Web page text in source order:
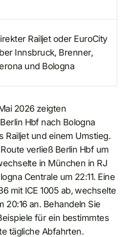
Railjet oder EuroCity
Innsbruck, Brenner,
und Bologna
2026 zeigten
Hbf nach Bologna
Railjet und einem Umstieg.
verließ Berlin Hbf um
in München in RJ
Centrale um 22:11. Eine
mit ICE 1005 ab, wechselte
20:16 an. Behandeln Sie
für ein bestimmtes
tägliche Abfahrten.